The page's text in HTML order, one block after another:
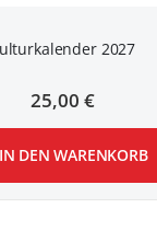
2027
25,00 €
IN DEN WARENKORB